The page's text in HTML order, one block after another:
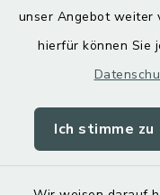
unser Angebot weiter
hierfür können Sie
Ich stimme zu